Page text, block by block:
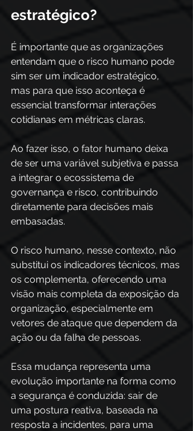
estratégico?
É importante que as organizações
entendam que o risco humano pode
sim ser um indicador estratégico,
mas para que isso aconteça é
essencial transformar interações
cotidianas em métricas claras.
Ao fazer isso, o fator humano deixa
de ser uma variável subjetiva e passa
a integrar o ecossistema de
governança e risco, contribuindo
diretamente para decisões mais
embasadas.
O risco humano, nesse contexto, não
substitui os indicadores técnicos, mas
os complementa, oferecendo uma
visão mais completa da exposição da
organização, especialmente em
vetores de ataque que dependem da
ação ou da falha de pessoas.
Essa mudança representa uma
evolução importante na forma como
a segurança é conduzida: sair de
uma postura reativa, baseada na
resposta a incidentes, para uma